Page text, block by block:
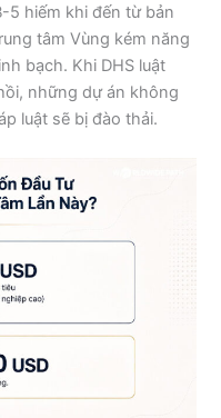
5 hiếm khi đến từ bản
tâm Vùng kém năng
bạch. Khi DHS luật
những dự án không
luật sẽ bị đào thải.